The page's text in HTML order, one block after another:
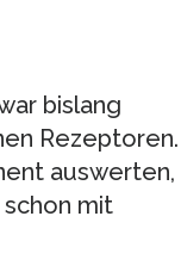
bislang
Rezeptoren.
auswerten,
mit